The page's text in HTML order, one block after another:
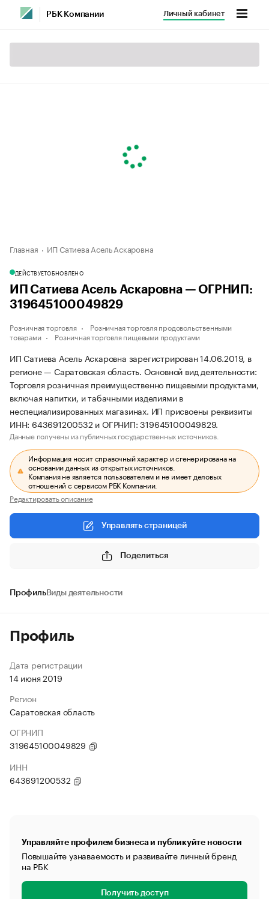
РБК Компании Личный кабинет
Главная ИП Сатиева Асель Аскаровна
ДЕЙСТВУЕТОБНОВЛЕНО
ИП Сатиева Асель Аскаровна — ОГРНИП:
319645100049829
Розничная торговля
Розничная торговля продовольственными
товарами
Розничная торговля пищевыми продуктами
ИП Сатиева Асель Аскаровна зарегистрирован 14.06.2019, в
регионе — Саратовская область. Основной вид деятельности:
Торговля розничная преимущественно пищевыми продуктами,
включая напитки, и табачными изделиями в
неспециализированных магазинах. ИП присвоены реквизиты
ИНН: 643691200532 и ОГРНИП: 319645100049829.
Данные получены из публичных государственных источников.
Информация носит справочный характер и сгенерирована на
основании данных из открытых источников.
Компания не является пользователем и не имеет деловых
отношений с сервисом РБК Компании.
Редактировать описание
Управлять страницей
Поделиться
ПрофильВиды деятельности
Профиль
Дата регистрации
14 июня 2019
Регион
Саратовская область
ОГРНИП
319645100049829
ИНН
643691200532
Управляйте профилем бизнеса и публикуйте новости
Повышайте узнаваемость и развивайте личный бренд
на РБК
Получить доступ